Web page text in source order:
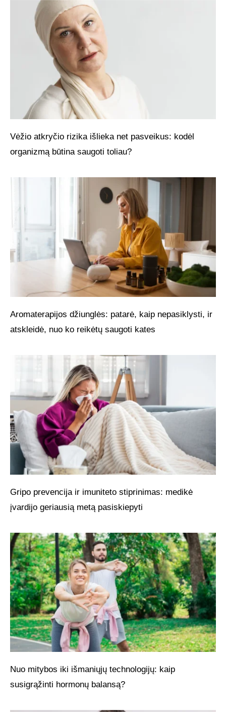
Vėžio atkryčio rizika išlieka net pasveikus: kodėl
organizmą būtina saugoti toliau?
Aromaterapijos džiunglės: patarė, kaip nepasiklysti, ir
atskleidė, nuo ko reikėtų saugoti kates
Gripo prevencija ir imuniteto stiprinimas: medikė
įvardijo geriausią metą pasiskiepyti
Nuo mitybos iki išmaniųjų technologijų: kaip
susigrąžinti hormonų balansą?